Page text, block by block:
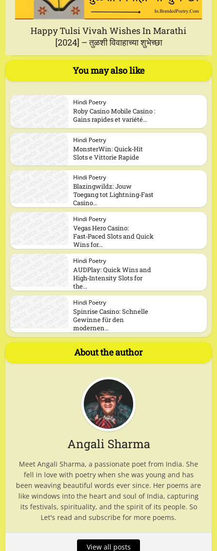
Happy Tulsi Vivah Wishes In Marathi
[2024] – तुळशी विवाहाच्या शुभेच्छा
You may also like
Hindi Poetry
Roby Casino Mobile Casino :
Gains rapides et variété...
Hindi Poetry
MonsterWin: Quick‑Hit
Slots e Vittorie Rapide
Hindi Poetry
Blazingwildz: Jouw
Toegang tot Lightning‑Fast
Casino...
Hindi Poetry
Vegas Hero Casino:
Fast‑Paced Slots and Quick
Wins for...
Hindi Poetry
AUDPlay: Quick Wins and
High‑Intensity Slots for
the...
Hindi Poetry
Spinrise Casino: Schnelle
Gewinne für den
modernen...
About the author
Angali Sharma
Meet Angali Sharma, a passionate poet from India. She
fell in love with poetry when she was young and has
been weaving beautiful words ever since. Her poems are
like windows into the heart and soul of India, capturing
its festivals, spirituality, and the spirit of its people. So
Let's read and subscribe for more poems.
View all posts